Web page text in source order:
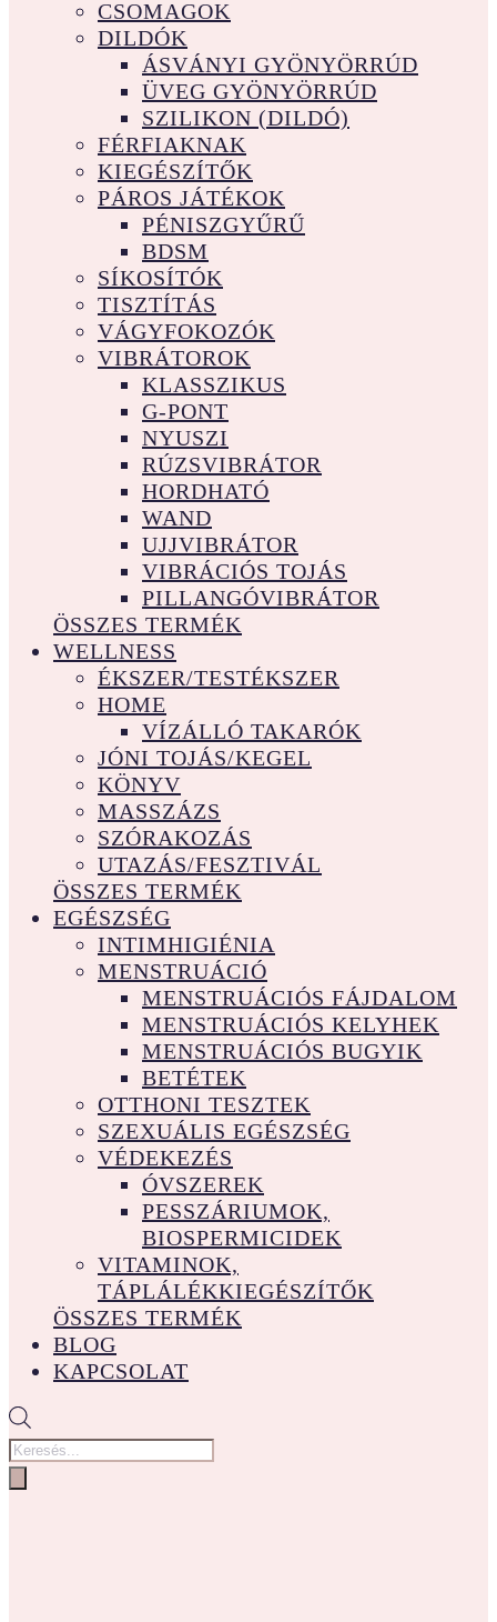
CSOMAGOK
DILDÓK
ÁSVÁNYI GYÖNYÖRRÚD
ÜVEG GYÖNYÖRRÚD
SZILIKON (DILDÓ)
FÉRFIAKNAK
KIEGÉSZÍTŐK
PÁROS JÁTÉKOK
PÉNISZGYŰRŰ
BDSM
SÍKOSÍTÓK
TISZTÍTÁS
VÁGYFOKOZÓK
VIBRÁTOROK
KLASSZIKUS
G-PONT
NYUSZI
RÚZSVIBRÁTOR
HORDHATÓ
WAND
UJJVIBRÁTOR
VIBRÁCIÓS TOJÁS
PILLANGÓVIBRÁTOR
ÖSSZES TERMÉK
WELLNESS
ÉKSZER/TESTÉKSZER
HOME
VÍZÁLLÓ TAKARÓK
JÓNI TOJÁS/KEGEL
KÖNYV
MASSZÁZS
SZÓRAKOZÁS
UTAZÁS/FESZTIVÁL
ÖSSZES TERMÉK
EGÉSZSÉG
INTIMHIGIÉNIA
MENSTRUÁCIÓ
MENSTRUÁCIÓS FÁJDALOM
MENSTRUÁCIÓS KELYHEK
MENSTRUÁCIÓS BUGYIK
BETÉTEK
OTTHONI TESZTEK
SZEXUÁLIS EGÉSZSÉG
VÉDEKEZÉS
ÓVSZEREK
PESSZÁRIUMOK,
BIOSPERMICIDEK
VITAMINOK,
TÁPLÁLÉKKIEGÉSZÍTŐK
ÖSSZES TERMÉK
BLOG
KAPCSOLAT
Products
search